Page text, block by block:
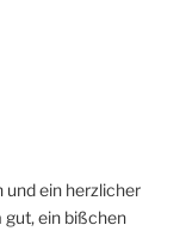
und ein herzlicher
gut, ein bißchen